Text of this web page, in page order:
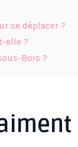
se déplacer ?
elle ?
Bois ?